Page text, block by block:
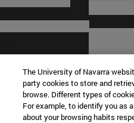
The University of Navarra
party cookies to store and
browse. Different types of
For example, to identify you as
about your browsing habits